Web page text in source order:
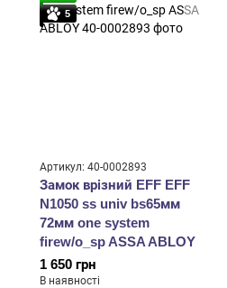
5
Артикул: 40-0002893
Замок врізний EFF EFF
N1050 ss univ bs65мм
72мм one system
firew/o_sp ASSA ABLOY
1 650 грн
В наявності